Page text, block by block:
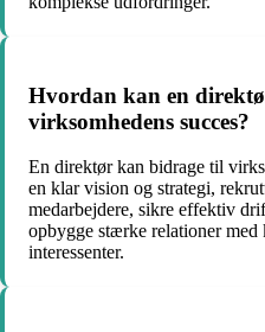
Hvordan kan en
virksomhedens succes?
En direktør kan bidrage til
en klar vision og strategi,
medarbejdere, sikre effektiv
opbygge stærke relationer med
interessenter.